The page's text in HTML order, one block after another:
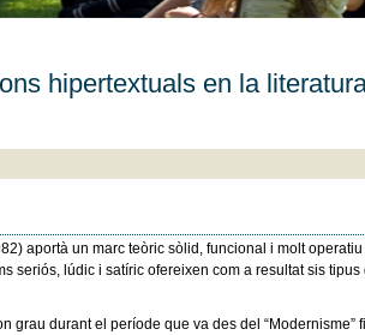
hipertextuals en la
aportà un marc teòric sòlid, funcional i molt
lúdic i satíric ofereixen com a resultat sis
grau durant el període que va des del